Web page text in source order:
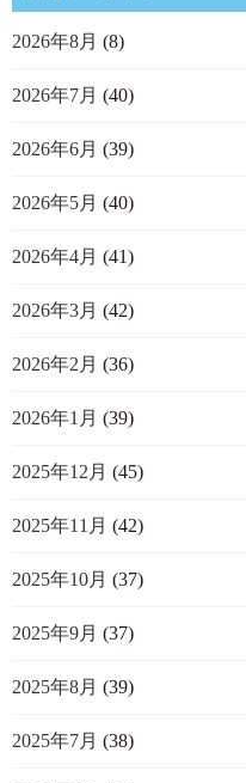
2026年8月 (8)
2026年7月 (40)
2026年6月 (39)
2026年5月 (40)
2026年4月 (41)
2026年3月 (42)
2026年2月 (36)
2026年1月 (39)
2025年12月 (45)
2025年11月 (42)
2025年10月 (37)
2025年9月 (37)
2025年8月 (39)
2025年7月 (38)